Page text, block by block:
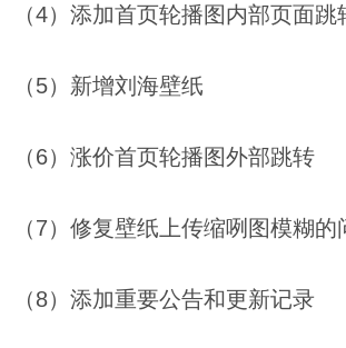
（4）添加首页轮播图内部页面跳
（5）新增刘海壁纸
（6）涨价首页轮播图外部跳转
（7）修复壁纸上传缩咧图模糊的
（8）添加重要公告和更新记录